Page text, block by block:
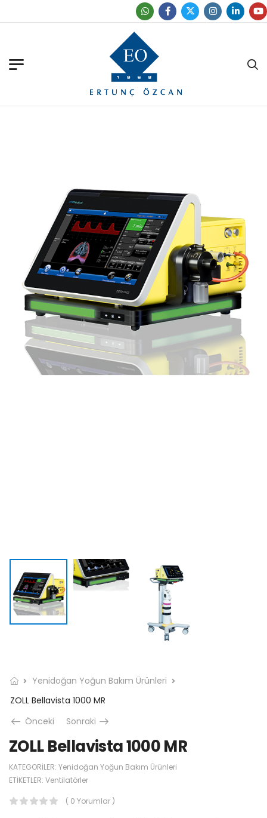
Ofislerimizi Bulun
Yenidoğan Yoğun Bakım Ürünleri
ZOLL Bellavista 1000 MR
Önceki
Sonraki
ZOLL Bellavista 1000 MR
KATEGORILER: Yenidoğan Yoğun Bakım Ürünleri
ETIKETLER: Ventilatörler
( 0 Yorumlar )